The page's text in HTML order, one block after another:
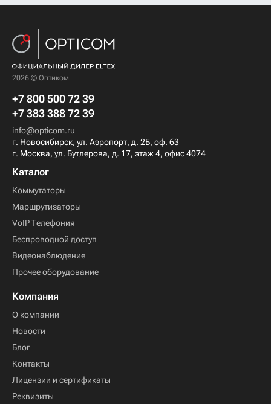
2026 © Оптиком
+7 800 500 72 39
+7 383 388 72 39
info@opticom.ru
г. Новосибирск, ул. Аэропорт, д. 2Б, оф. 63
г. Москва, ул. Бутлерова, д. 17, этаж 4, офис 4074
Каталог
Коммутаторы
Маршрутизаторы
VoIP Телефония
Беспроводной доступ
Видеонаблюдение
Прочее оборудование
Компания
О компании
Новости
Блог
Контакты
Лицензии и сертификаты
Реквизиты